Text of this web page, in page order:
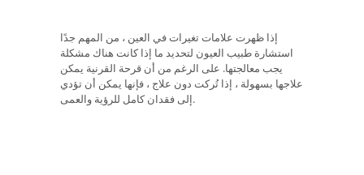
إذا ظهرت علامات تغيرات في العين ، من المهم جدًا
استشارة طبيب العيون لتحديد ما إذا كانت هناك مشكلة
يجب معالجتها. على الرغم من أن قرحة القرنية يمكن
علاجها بسهولة ، إذا تُركت دون علاج ، فإنها يمكن أن تؤدي
إلى فقدان كامل للرؤية والعمى.